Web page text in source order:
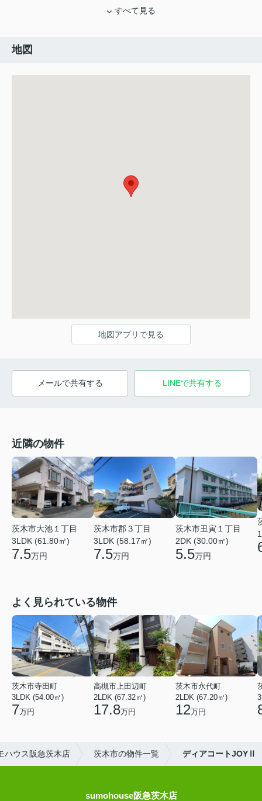
すべて見る
地図
地図アプリで見る
メールで共有する LINEで共有する
近隣の物件
茨木市大池１丁目
3LDK (61.80㎡)
7.5万円
茨木市郡３丁目
3LDK (58.17㎡)
7.5万円
茨木市丑寅１丁目
2DK (30.00㎡)
5.5万円
よく見られている物件
茨木市寺田町
3LDK (54.00㎡)
7万円
高槻市上田辺町
2LDK (67.32㎡)
17.8万円
茨木市永代町
2LDK (67.20㎡)
12万円
ハウス阪急茨木店 茨木市の物件一覧 ディアコートJOYⅡ
sumohouse阪急茨木店